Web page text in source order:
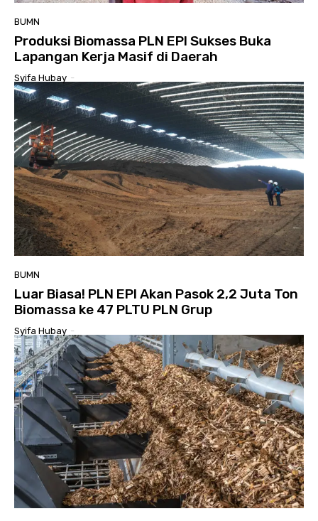
BUMN
Produksi Biomassa PLN EPI Sukses Buka
Lapangan Kerja Masif di Daerah
Syifa Hubay -
BUMN
Luar Biasa! PLN EPI Akan Pasok 2,2 Juta Ton
Biomassa ke 47 PLTU PLN Grup
Syifa Hubay -